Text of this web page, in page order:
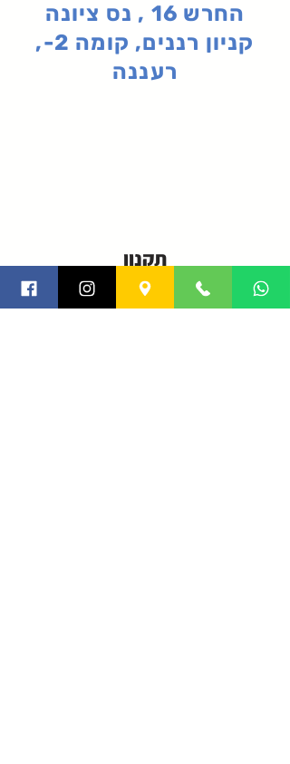
החרש 16 , נס ציונה
קניון רננים, קומה 2-,
רעננה
תקנון